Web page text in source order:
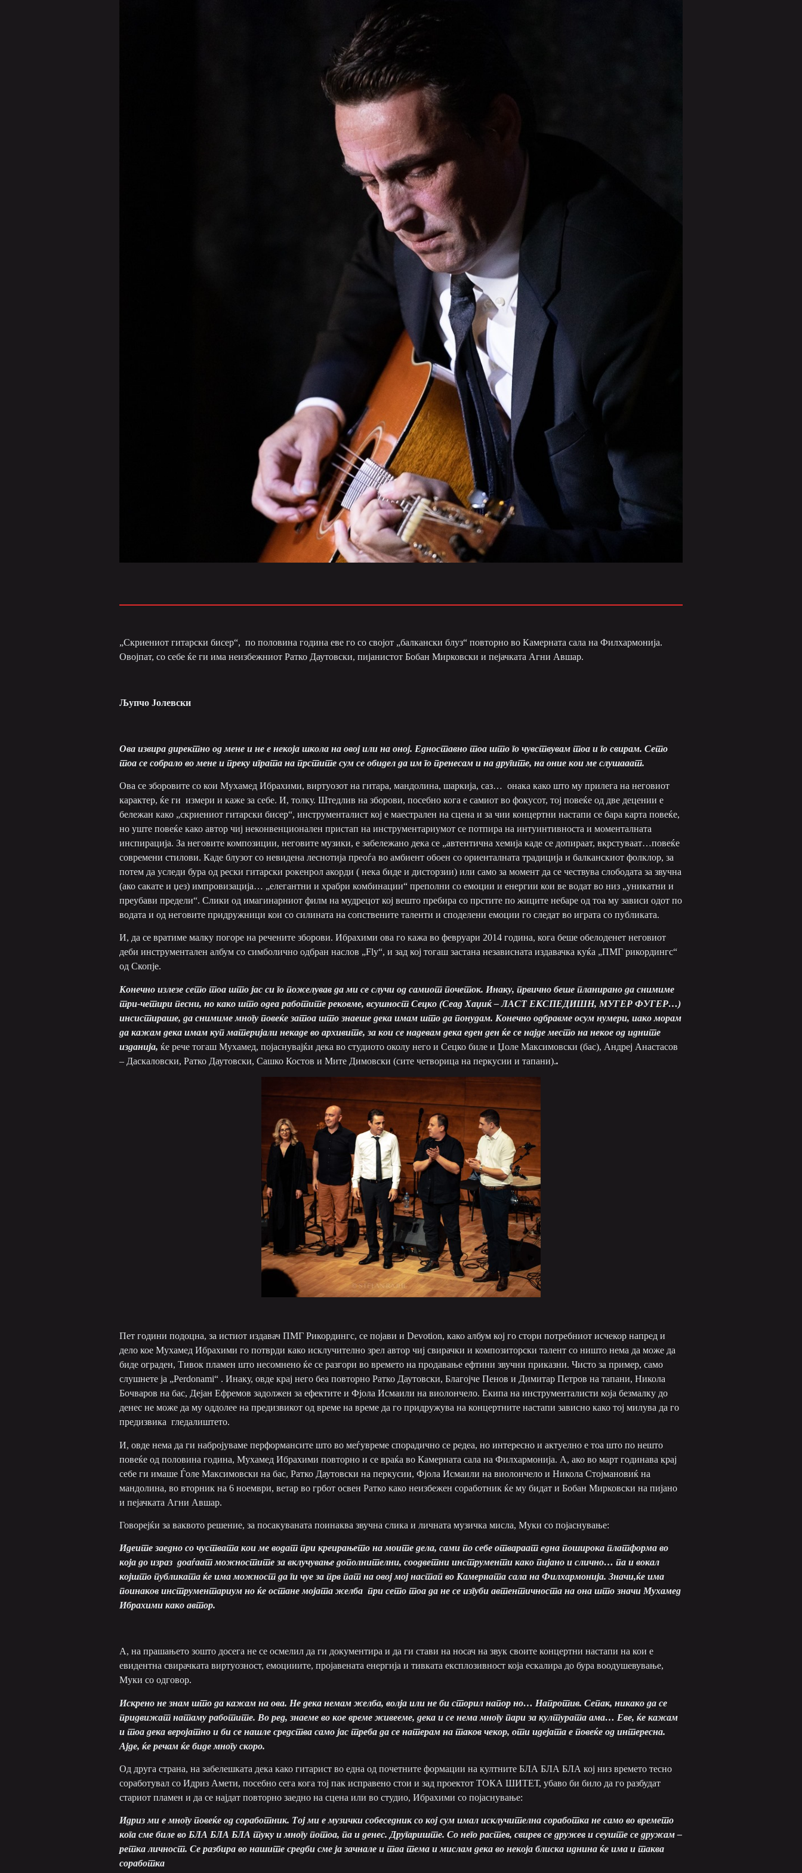
„Скриениот гитарски бисер“, по половина година еве го со својот „балкански блуз“ повторно во Камерната сала на Филхармонија.
Овојпат, со себе ќе ги има неизбежниот Ратко Даутовски, пијанистот Бобан Мирковски и пејачката Агни Авшар.
Љупчо Јолевски
Ова извира директно од мене и не е некоја школа на овој или на оној. Едноставно тоа што го чувствувам тоа и го свирам. Сето
тоа се собрало во мене и преку играта на прстите сум се обидел да им го пренесам и на другите, на оние кои ме слушааат.
Ова се зборовите со кои Мухамед Ибрахими, виртуозот на гитара, мандолина, шаркија, саз… онака како што му прилега на неговиот
карактер, ќе ги измери и каже за себе. И, толку. Штедлив на зборови, посебно кога е самиот во фокусот, тој повеќе од две децении е
бележан како „скриениот гитарски бисер“, инструменталист кој е маестрален на сцена и за чии концертни настапи се бара карта повеќе,
но уште повеќе како автор чиј неконвенционален пристап на инструментариумот се потпира на интуинтивноста и моменталната
инспирација. За неговите композиции, неговите музики, е забележано дека се „автентична хемија каде се допираат, вкрстуваат…повеќе
современи стилови. Каде блузот со невидена леснотија преоѓа во амбиент обоен со ориенталната традиција и балканскиот фолклор, за
потем да уследи бура од рески гитарски рокенрол акорди ( нека биде и дисторзии) или само за момент да се чествува слободата за звучна
(ако сакате и џез) импровизација… „елегантни и храбри комбинации“ преполни со емоции и енергии кои ве водат во низ „уникатни и
преубави предели“. Слики од имагинарниот филм на мудрецот кој вешто пребира со прстите по жиците небаре од тоа му зависи одот по
водата и од неговите придружници кои со силината на сопствените таленти и споделени емоции го следат во играта со публиката.
И, да се вратиме малку погоре на речените зборови. Ибрахими ова го кажа во февруари 2014 година, кога беше обелоденет неговиот
деби инструментален албум со симболично одбран наслов „Fly“, и зад кој тогаш застана независната издавачка куќа „ПМГ рикордингс“
од Скопје.
Конечно излезе сето тоа што јас си го пожелував да ми се случи од самиот почеток. Инаку, првично беше планирано да снимиме
три-четири песни, но како што одеа работите рековме, всушност Сецко (Сеад Хаџиќ – ЛАСТ ЕКСПЕДИШН, МУГЕР ФУГЕР…)
инсистираше, да снимиме многу повеќе затоа што знаеше дека имам што да понудам. Конечно одбравме осум нумери, иако морам
да кажам дека имам куп материјали некаде во архивите, за кои се надевам дека еден ден ќе се најде место на некое од идните
изданија, ќе рече тогаш Мухамед, појаснувајќи дека во студиото околу него и Сецко биле и Џоле Максимовски (бас), Андреј Анастасов
– Даскаловски, Ратко Даутовски, Сашко Костов и Мите Димовски (сите четворица на перкусии и тапани)..
Пет години подоцна, за истиот издавач ПМГ Рикордингс, се појави и Devotion, како албум кој го стори потребниот исчекор напред и
дело кое Мухамед Ибрахими го потврди како исклучително зрел автор чиј свирачки и композиторски талент со ништо нема да може да
биде ограден, Тивок пламен што несомнено ќе се разгори во времето на продавање ефтини звучни приказни. Чисто за пример, само
слушнете ја „Perdonami“ . Инаку, овде крај него беа повторно Ратко Даутовски, Благојче Пенов и Димитар Петров на тапани, Никола
Бочваров на бас, Дејан Ефремов задолжен за ефектите и Фјола Исмаили на виолончело. Екипа на инструменталисти која безмалку до
денес не може да му оддолее на предизвикот од време на време да го придружува на концертните настапи зависно како тој милува да го
предизвика гледалиштето.
И, овде нема да ги набројуваме перформансите што во меѓувреме спорадично се редеа, но интересно и актуелно е тоа што по нешто
повеќе од половина година, Мухамед Ибрахими повторно и се враќа во Камерната сала на Филхармонија. А, aко во март годинава крај
себе ги имаше Ѓоле Максимовски на бас, Ратко Даутовски на перкусии, Фјола Исмаили на виолончело и Никола Стојмановиќ на
мандолина, во вторник на 6 ноември, ветар во грбот освен Ратко како неизбежен соработник ќе му бидат и Бобан Мирковски на пијано
и пејачката Агни Авшар.
Говорејќи за ваквото решение, за посакуваната поинаква звучна слика и личната музичка мисла, Муки со појаснување:
Идеите заедно со чуствата кои ме водат при креирањето на моите дела, сами по себе отвараат една поширока платформа во
која до израз доаѓаат можностите за вклучување дополнителни, соодветни инструменти како пијано и слично… па и вокал
којшто публиката ќе има можност да ги чуе за прв пат на овој мој настап во Камерната сала на Филхармонија. Значи,ќе има
поинаков инструментариум но ќе остане мојата желба при сето тоа да не се изгуби автентичноста на она што значи Мухамед
Ибрахими како автор.
А, на прашањето зошто досега не се осмелил да ги документира и да ги стави на носач на звук своите концертни настапи на кои е
евидентна свирачката виртуозност, емоцииите, пројавената енергија и тивката експлозивност која ескалира до бура воодушевување,
Муки со одговор.
Искрено не знам што да кажам на ова. Не дека немам желба, волја или не би сторил напор но… Напротив. Сепак, никако да се
придвижат натаму работите. Во ред, знаеме во кое време живееме, дека и се нема многу пари за културата ама… Еве, ќе кажам
и тоа дека веројатно и би се нашле средства само јас треба да се натерам на таков чекор, оти идејата е повеќе од интересна.
Ајде, ќе речам ќе биде многу скоро.
Од друга страна, на забелешката дека како гитарист во една од почетните формации на култните БЛА БЛА БЛА кој низ времето тесно
соработувал со Идриз Амети, посебно сега кога тој пак исправено стои и зад проектот ТОКА ШИТЕТ, убаво би било да го разбудат
стариот пламен и да се најдат повторно заедно на сцена или во студио, Ибрахими со појаснување:
Идриз ми е многу повеќе од соработник. Тој ми е музички собеседник со кој сум имал исклучителна соработка не само во времето
кога сме биле во БЛА БЛА БЛА туку и многу потоа, па и денес. Другариште. Со него растев, свирев се дружев и сеуште се дружам –
ретка личност. Се разбира во нашите средби сме ја зачнале и таа тема и мислам дека во некоја блиска иднина ќе има и таква
соработка